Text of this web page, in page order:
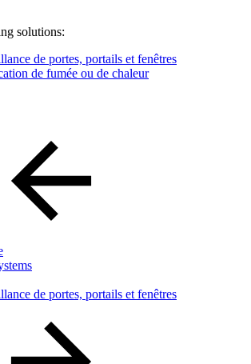
solutions:
de portes, portails et fenêtres
de fumée ou de chaleur
de portes, portails et fenêtres